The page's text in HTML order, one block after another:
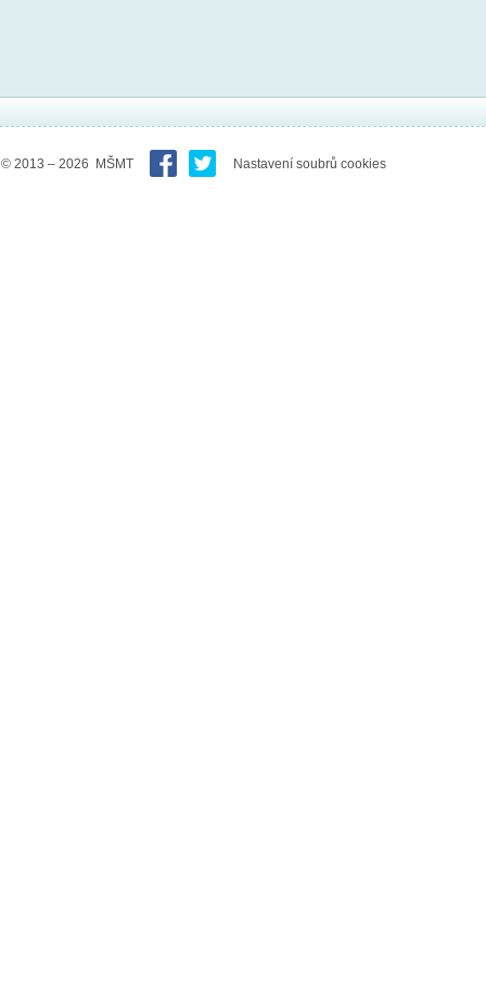
© 2013 – 2026 MŠMT Nastavení soubrů cookies